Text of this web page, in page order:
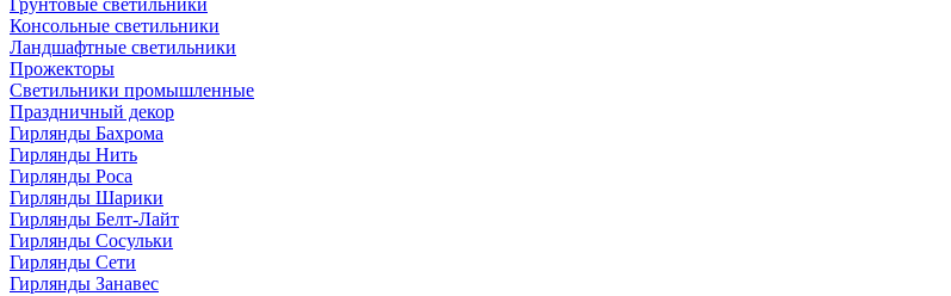
Грунтовые светильники
Консольные светильники
Ландшафтные светильники
Прожекторы
Светильники промышленные
Праздничный декор
Гирлянды Бахрома
Гирлянды Нить
Гирлянды Роса
Гирлянды Шарики
Гирлянды Белт-Лайт
Гирлянды Сосульки
Гирлянды Сети
Гирлянды Занавес